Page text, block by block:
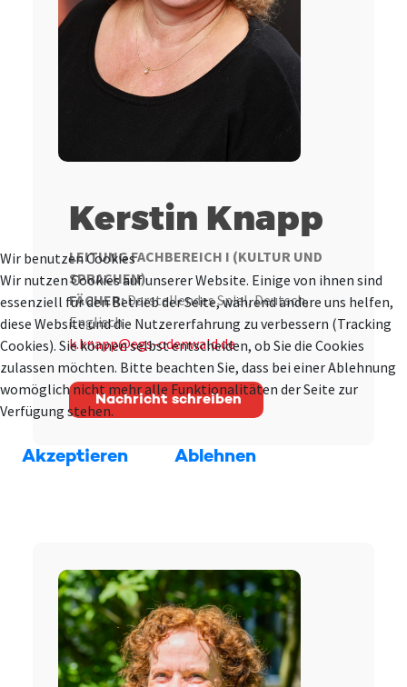
Kerstin Knapp
LEITUNG FACHBEREICH I (KULTUR UND
SPRACHEN)
FÄCHER:Darstellendes Spiel, Deutsch,
Englisch
k.knapp@egs-odenwald.de
Nachricht schreiben
Wir benutzen Cookies
Wir nutzen Cookies auf unserer Website. Einige von ihnen sind
essenziell für den Betrieb der Seite, während andere uns helfen,
diese Website und die Nutzererfahrung zu verbessern (Tracking
Cookies). Sie können selbst entscheiden, ob Sie die Cookies
zulassen möchten. Bitte beachten Sie, dass bei einer Ablehnung
womöglich nicht mehr alle Funktionalitäten der Seite zur
Verfügung stehen.
Akzeptieren Ablehnen